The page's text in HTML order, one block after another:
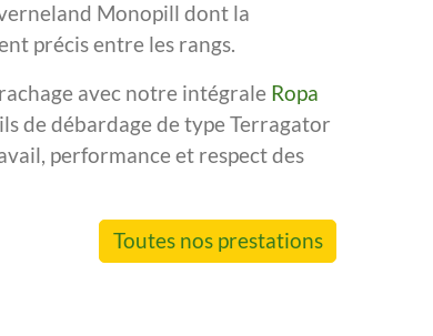
Monopill dont la
précis entre les rangs.
avec notre intégrale Ropa
de débardage de type Terragator
performance et respect des
Toutes nos prestations